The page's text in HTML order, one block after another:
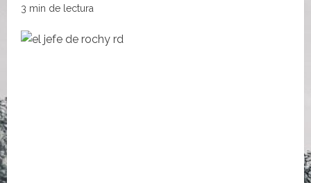
3 min de lectura